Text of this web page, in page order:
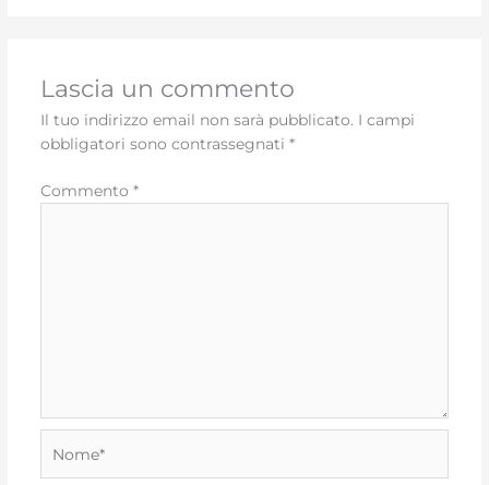
Lascia un commento
Il tuo indirizzo email non sarà pubblicato. I campi
obbligatori sono contrassegnati *
Commento *